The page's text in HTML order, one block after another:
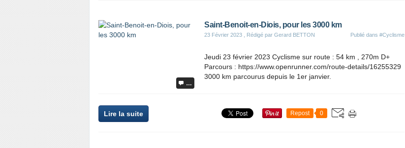
…
Saint-Benoit-en-Diois, pour les 3000 km
23 Février 2023 , Rédigé par Gerard BETTON Publié dans #Cyclisme
Jeudi 23 février 2023 Cyclisme sur route : 54 km , 270m D+
Parcours : https://www.openrunner.com/route-details/16255329
3000 km parcourus depuis le 1er janvier.
Lire la suite Repost 0